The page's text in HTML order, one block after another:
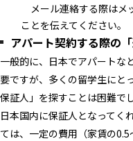
メール連絡する際はメ
ことを伝えてください。
アパート契約する際の
一般的に、日本でアパートな
要ですが、多くの留学生にと
保証人」を探すことは困難でし
日本国内に保証人となってく
ては、一定の費用（家賃の